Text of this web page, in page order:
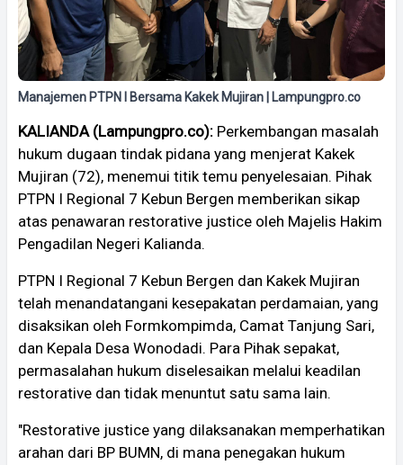
Manajemen PTPN I Bersama Kakek Mujiran | Lampungpro.co
KALIANDA (Lampungpro.co): Perkembangan masalah
hukum dugaan tindak pidana yang menjerat Kakek
Mujiran (72), menemui titik temu penyelesaian. Pihak
PTPN I Regional 7 Kebun Bergen memberikan sikap
atas penawaran restorative justice oleh Majelis Hakim
Pengadilan Negeri Kalianda.
PTPN I Regional 7 Kebun Bergen dan Kakek Mujiran
telah menandatangani kesepakatan perdamaian, yang
disaksikan oleh Formkompimda, Camat Tanjung Sari,
dan Kepala Desa Wonodadi. Para Pihak sepakat,
permasalahan hukum diselesaikan melalui keadilan
restorative dan tidak menuntut satu sama lain.
"Restorative justice yang dilaksanakan memperhatikan
arahan dari BP BUMN, di mana penegakan hukum